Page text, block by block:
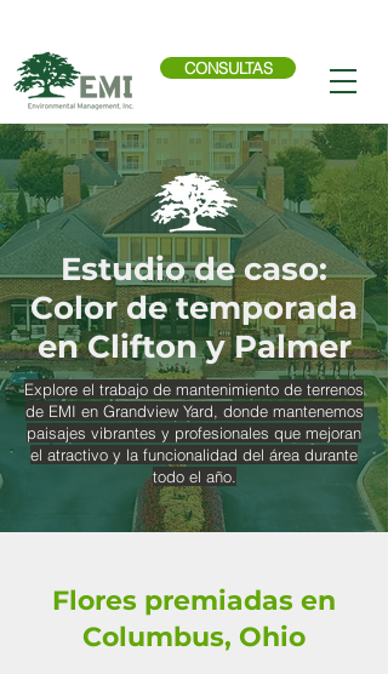
CONSULTAS
Estudio de caso:
Color de temporada
en Clifton y Palmer
Explore el trabajo de mantenimiento de terrenos
de EMI en Grandview Yard, donde mantenemos
paisajes vibrantes y profesionales que mejoran
el atractivo y la funcionalidad del área durante
todo el año.
Flores premiadas en
Columbus, Ohio